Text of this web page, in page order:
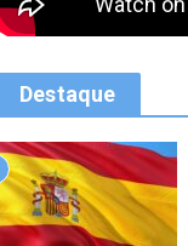
Destaque